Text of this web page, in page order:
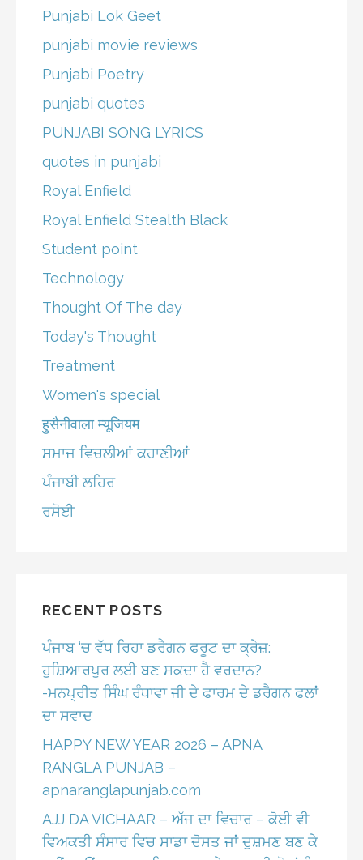
Punjabi Lok Geet
punjabi movie reviews
Punjabi Poetry
punjabi quotes
PUNJABI SONG LYRICS
quotes in punjabi
Royal Enfield
Royal Enfield Stealth Black
Student point
Technology
Thought Of The day
Today's Thought
Treatment
Women's special
हुसैनीवाला म्यूजियम
ਸਮਾਜ ਵਿਚਲੀਆਂ ਕਹਾਣੀਆਂ
ਪੰਜਾਬੀ ਲਹਿਰ
ਰਸੋਈ
RECENT POSTS
ਪੰਜਾਬ ‘ਚ ਵੱਧ ਰਿਹਾ ਡਰੈਗਨ ਫਰੂਟ ਦਾ ਕ੍ਰੇਜ਼:
ਹੁਸ਼ਿਆਰਪੁਰ ਲਈ ਬਣ ਸਕਦਾ ਹੈ ਵਰਦਾਨ?
-ਮਨਪ੍ਰੀਤ ਸਿੰਘ ਰੰਧਾਵਾ ਜੀ ਦੇ ਫਾਰਮ ਦੇ ਡਰੈਗਨ ਫਲਾਂ
ਦਾ ਸਵਾਦ
HAPPY NEW YEAR 2026 – APNA
RANGLA PUNJAB –
apnaranglapunjab.com
AJJ DA VICHAAR – ਅੱਜ ਦਾ ਵਿਚਾਰ – ਕੋਈ ਵੀ
ਵਿਅਕਤੀ ਸੰਸਾਰ ਵਿਚ ਸਾਡਾ ਦੋਸਤ ਜਾਂ ਦੁਸ਼ਮਣ ਬਣ ਕੇ